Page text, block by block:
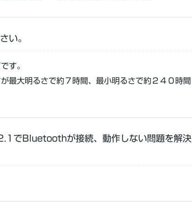
い。
す。
最大明るさで約７時間、最小明るさで約２４０時間
Bluetoothが接続、動作しない問題を解決